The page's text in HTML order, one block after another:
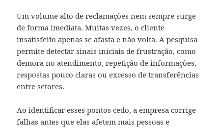
Um volume alto de reclamações nem sempre surge
de forma imediata. Muitas vezes, o cliente
insatisfeito apenas se afasta e não volta. A pesquisa
permite detectar sinais iniciais de frustração, como
demora no atendimento, repetição de informações,
respostas pouco claras ou excesso de transferências
entre setores.
Ao identificar esses pontos cedo, a empresa corrige
falhas antes que elas afetem mais pessoas e